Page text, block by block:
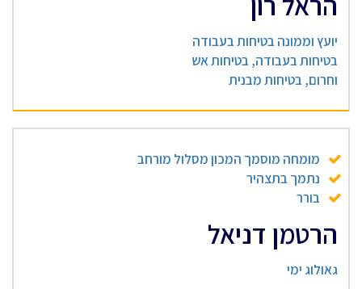
יועץ וממונה בטיחות בעבודה
בטיחות בעבודה, בטיחות אש
וחרום, בטיחות מבנית
מומחה מוסמך המכון מסלול מורחב
נתמך בתצהיר
בורר
הרטמן דניאל
גאולוג ימי